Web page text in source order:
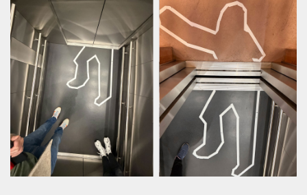
diese beindruckende Ausstellung.
Auftraggeber
＿ Stadtmuseum Lahr im Schwarzwald
Leistung
＿ Ausstellungsdesign und Konzept
＿ Szenografie, Dramaturgie und Design
＿ Kommunikationsdesign, Plakate und Flyer